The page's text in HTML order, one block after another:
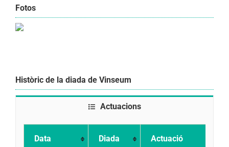
Fotos
Històric de la diada de Vinseum
Actuacions
Data Diada Actuació